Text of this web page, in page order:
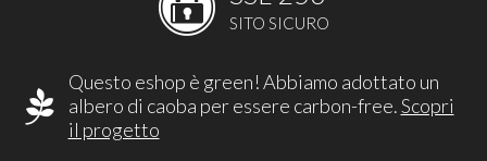
SITO SICURO
Questo eshop è green! Abbiamo adottato un
albero di caoba per essere carbon-free.Scopri
il progetto